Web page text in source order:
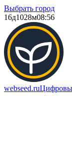
Выбрать город
16д1028м08:56
webseed.ru